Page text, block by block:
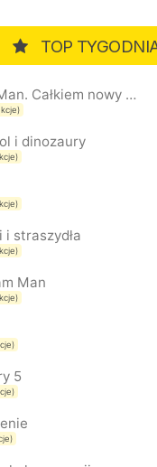
TOP
Spider-Man. Całkiem nowy dzień
i dinozaury
i straszydła
Man
5